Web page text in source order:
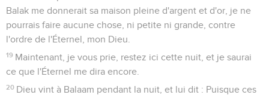
Balak me donnerait sa maison pleine d'argent et d'or, je ne
pourrais faire aucune chose, ni petite ni grande, contre
l'ordre de l'Éternel, mon Dieu.
19 Maintenant, je vous prie, restez ici cette nuit, et je saurai
ce que l'Éternel me dira encore.
20 Dieu vint à Balaam pendant la nuit, et lui dit : Puisque ces